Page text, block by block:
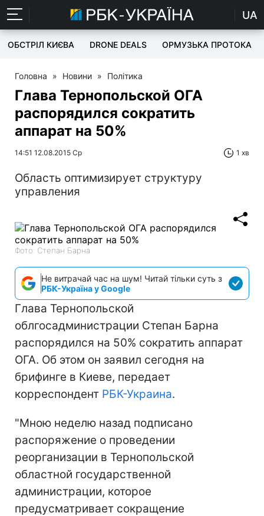
UA
ОБСТРІЛ КИЄВА DRONE DEALS ОРМУЗЬКА ПРОТОКА
Головна » Новини » Політика
Глава Тернопольской ОГА
распорядился сократить
аппарат на 50%
14:51 12.08.2015 Ср 1 хв
Область оптимизирует структуру
управления
Фото: Степан Барна
Не витрачай час на шум! Читай тільки суть з
РБК-Україна у Google
Глава Тернопольской
облгосадминистрации Степан Барна
распорядился на 50% сократить аппарат
ОГА. Об этом он заявил сегодня на
брифинге в Киеве, передает
корреспондент РБК-Украина.
"Мною неделю назад подписано
распоряжение о проведении
реорганизации в Тернопольской
областной государственной
администрации, которое
предусматривает сокращение